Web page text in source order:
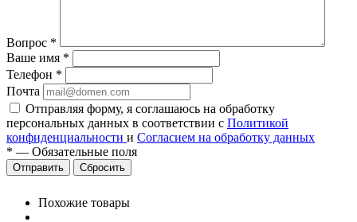
Вопрос *
Ваше имя *
Телефон *
Почта
Отправляя форму, я соглашаюсь на обработку
персональных данных в соответствии с Политикой
конфиденциальности и Согласием на обработку данных
* — Обязательные поля
Сбросить
Похожие товары